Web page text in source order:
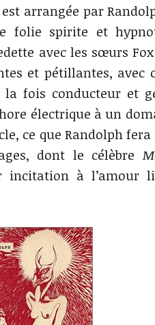
arrangée par
folie spirite et
avec les sœurs
et pétillantes, avec
fois conducteur et
électrique à un
ce que Randolph
dont le célèbre
à l’amour